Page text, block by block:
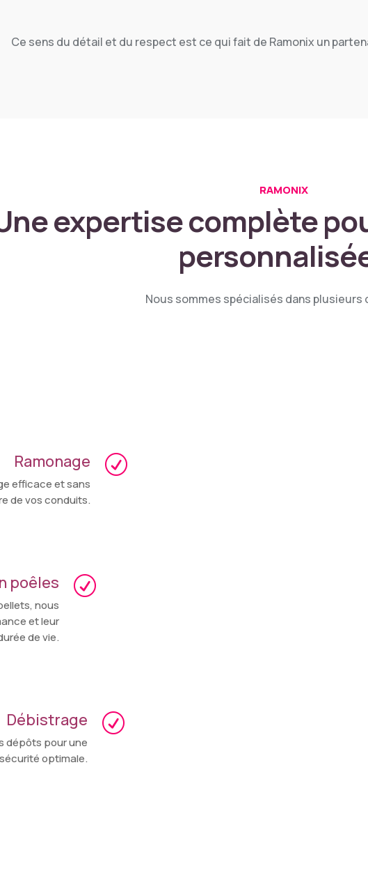
Ce sens du détail et du respect est ce qui fait de Ramonix un
RAMONIX
expertise complète
Nous sommes spécialisés dans plusieurs
R
Ramonage
efficace et sans
de vos conduits.
R
poêles
nous
et leur
de vie.
R
Débistrage
dépôts pour une
sécurité optimale.